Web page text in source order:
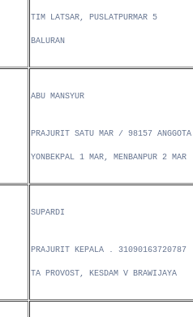
TIM LATSAR, PUSLATPURMAR 5
BALURAN
ABU MANSYUR
PRAJURIT SATU MAR / 98157 ANGGOTA
YONBEKPAL 1 MAR, MENBANPUR 2 MAR
SUPARDI
PRAJURIT KEPALA . 31090163720787
TA PROVOST, KESDAM V BRAWIJAYA